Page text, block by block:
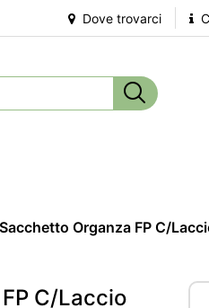
Dove trovarci
Sacchetto Organza FP C/
C/Laccio